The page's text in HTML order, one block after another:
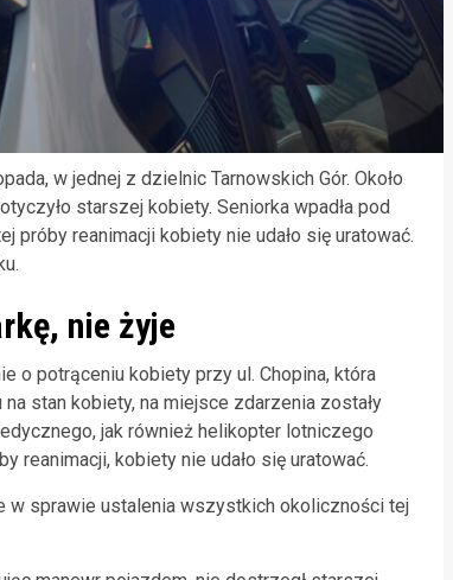
w jednej z dzielnic Tarnowskich Gór. Około
starszej kobiety. Seniorka wpadła pod
próby reanimacji kobiety nie udało się uratować.
nie żyje
o potrąceniu kobiety przy ul. Chopina, która
stan kobiety, na miejsce zdarzenia zostały
jak również helikopter lotniczego
reanimacji, kobiety nie udało się uratować.
w sprawie ustalenia wszystkich okoliczności tej